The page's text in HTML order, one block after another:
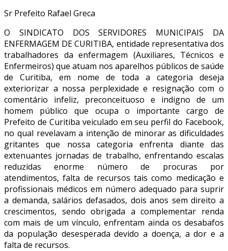
Sr Prefeito Rafael Greca
O SINDICATO DOS SERVIDORES MUNICIPAIS DA
ENFERMAGEM DE CURITIBA, entidade representativa dos
trabalhadores da enfermagem (Auxiliares, Técnicos e
Enfermeiros) que atuam nos aparelhos públicos de saúde
de Curitiba, em nome de toda a categoria deseja
exteriorizar a nossa perplexidade e resignação com o
comentário infeliz, preconceituoso e indigno de um
homem público que ocupa o importante cargo de
Prefeito de Curitiba veiculado em seu perfil do Facebook,
no qual revelavam a intenção de minorar as dificuldades
gritantes que nossa categoria enfrenta diante das
extenuantes jornadas de trabalho, enfrentando escalas
reduzidas enorme número de procuras por
atendimentos, falta de recursos tais como medicação e
profissionais médicos em número adequado para suprir
a demanda, salários defasados, dois anos sem direito a
crescimentos, sendo obrigada a complementar renda
com mais de um vínculo, enfrentam ainda os desabafos
da população desesperada devido a doença, a dor e a
falta de recursos.